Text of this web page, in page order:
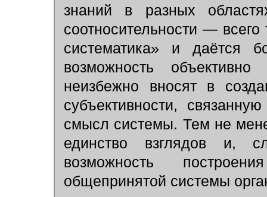
знаний в разных
соотносительности —
систематика» и даётся
возможность
неизбежно вносят в
субъективности,
смысл системы. Тем не
единство взглядов и,
возможность
общепринятой системы